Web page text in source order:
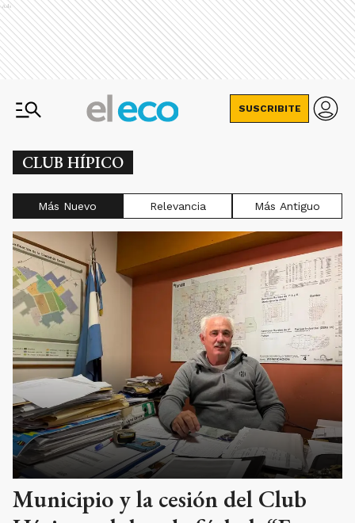
Ads
SUSCRIBITE
CLUB HÍPICO
Más Nuevo Relevancia Más Antiguo
Municipio y la cesión del Club